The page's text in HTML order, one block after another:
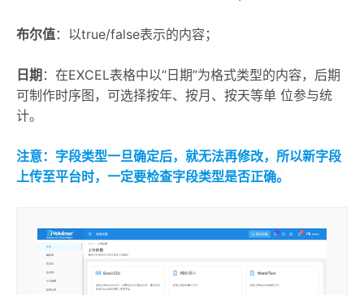
布尔值：以true/false表示的内容；
日期：在EXCEL表格中以“日期”为格式类型的内容，后期
可制作时序图，可选择按年、按月、按天等单 位参与统
计。
注意：字段类型一旦确定后，就无法再修改，所以新字段
上传至平台时，一定要检查字段类型是否正确。